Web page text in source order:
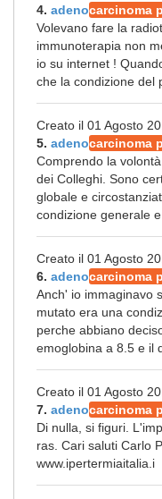
4. adenocarcinoma
Volevano fare la
immunoterapia non
io su internet !
che la condizione del
Creato il 01 Agosto
5. adenocarcinoma
Comprendo la
dei Colleghi. Sono
globale e
condizione generale e
Creato il 01 Agosto
6. adenocarcinoma
Anch' io immaginavo
mutato era una
perche abbiano
emoglobina a 8.5 e il
Creato il 01 Agosto
7. adenocarcinoma
Di nulla, si figuri.
ras. Cari saluti Carlo
www.ipertermiaitalia.i